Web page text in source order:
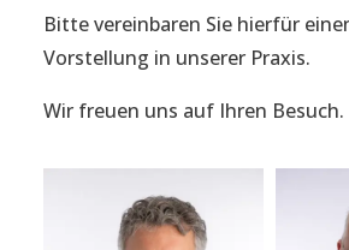
Bitte vereinbaren Sie hierfür
Vorstellung in unserer Praxis.
Wir freuen uns auf Ihren Besuch.